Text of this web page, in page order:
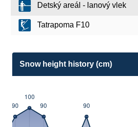
Detský areál - lanový vlek
Tatrapoma F10
Snow height history (cm)